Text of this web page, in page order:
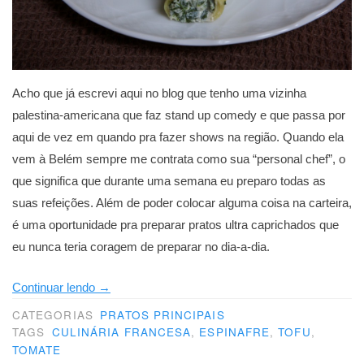
Acho que já escrevi aqui no blog que tenho uma vizinha
palestina-americana que faz stand up comedy e que passa por
aqui de vez em quando pra fazer shows na região. Quando ela
vem à Belém sempre me contrata como sua “personal chef”, o
que significa que durante uma semana eu preparo todas as
suas refeições. Além de poder colocar alguma coisa na carteira,
é uma oportunidade pra preparar pratos ultra caprichados que
eu nunca teria coragem de preparar no dia-a-dia.
Continuar lendo “Esses
aqui
me
→
CATEGORIAS PRATOS PRINCIPAIS
TAGS CULINÁRIA FRANCESA, ESPINAFRE,TOFU,
TOMATE